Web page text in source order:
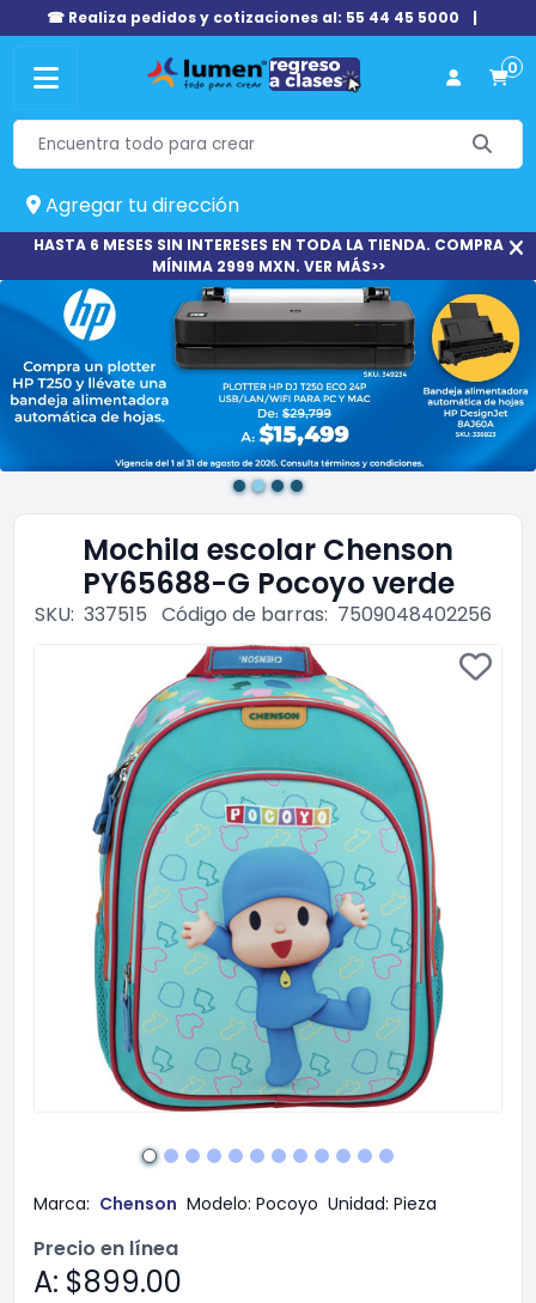
☎ Realiza pedidos y cotizaciones al: 55 44 45 5000 |
0
Agregar tu dirección
HASTA 6 MESES SIN INTERESES EN TODA LA TIENDA. COMPRA
MÍNIMA 2999 MXN. VER MÁS>>
Mochila escolar Chenson
PY65688-G Pocoyo verde
SKU: 337515 Código de barras: 7509048402256
Marca: Chenson Modelo: Pocoyo Unidad: Pieza
Precio en línea
A: $899.00